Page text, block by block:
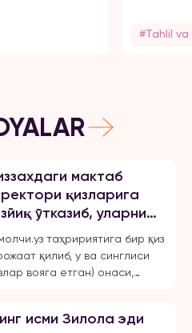
#Tahlil
мактаб
қизларига
ўтказиб, уларни
турмушга
ўқиш,
маҳрум қилган
таҳририятига бир қиз
қилиб, у ва синглиси
вояга етган) онаси,
томонидан бир неча
исми Зилола эди